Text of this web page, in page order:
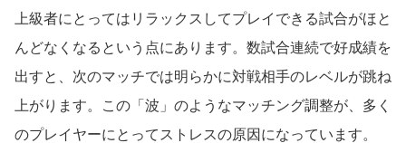
上級者にとってはリラックスしてプレイできる試合がほと
んどなくなるという点にあります。数試合連続で好成績を
出すと、次のマッチでは明らかに対戦相手のレベルが跳ね
上がります。この「波」のようなマッチング調整が、多く
のプレイヤーにとってストレスの原因になっています。